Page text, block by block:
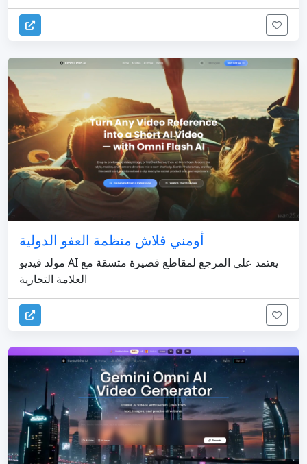
أومني فلاش منظمة العفو الدولية
مولد فيديو AI يعتمد على المرجع لمقاطع قصيرة متسقة مع
العلامة التجارية